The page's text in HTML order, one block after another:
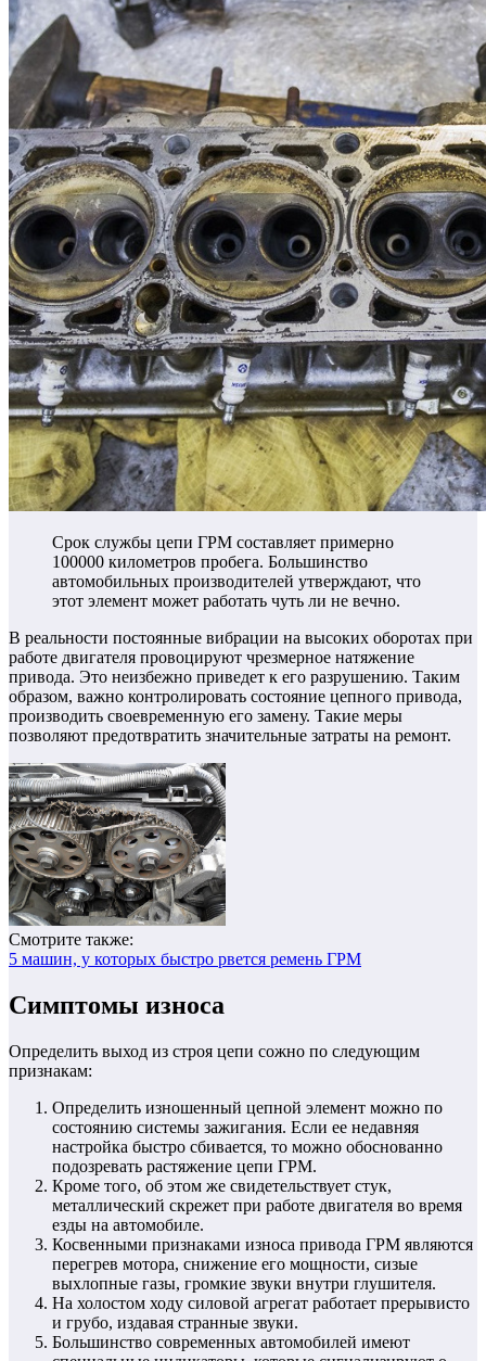
Срок службы цепи ГРМ составляет примерно
100000 километров пробега. Большинство
автомобильных производителей утверждают, что
этот элемент может работать чуть ли не вечно.
В реальности постоянные вибрации на высоких оборотах при
работе двигателя провоцируют чрезмерное натяжение
привода. Это неизбежно приведет к его разрушению. Таким
образом, важно контролировать состояние цепного привода,
производить своевременную его замену. Такие меры
позволяют предотвратить значительные затраты на ремонт.
Смотрите также:
5 машин, у которых быстро рвется ремень ГРМ
Симптомы износа
Определить выход из строя цепи сожно по следующим
признакам:
Определить изношенный цепной элемент можно по
состоянию системы зажигания. Если ее недавняя
настройка быстро сбивается, то можно обоснованно
подозревать растяжение цепи ГРМ.
Кроме того, об этом же свидетельствует стук,
металлический скрежет при работе двигателя во время
езды на автомобиле.
Косвенными признаками износа привода ГРМ являются
перегрев мотора, снижение его мощности, сизые
выхлопные газы, громкие звуки внутри глушителя.
На холостом ходу силовой агрегат работает прерывисто
и грубо, издавая странные звуки.
Большинство современных автомобилей имеют